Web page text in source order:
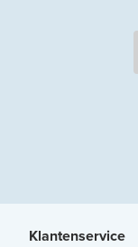
Klantenservice